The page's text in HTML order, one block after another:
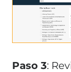
Paso 3: